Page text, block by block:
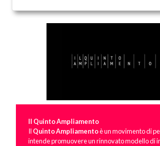
Il Quinto Ampliamento
Il Quinto Ampliamentoè un movimento di
intende promuovere un rinnovato modello di